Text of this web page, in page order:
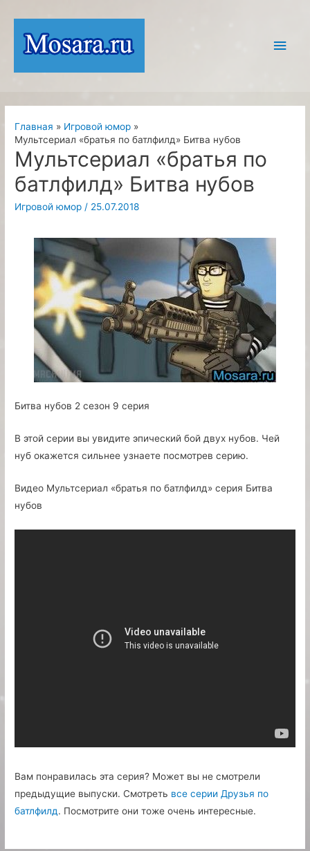
содержимому
Главная
Игровой юмор
Мультсериал «братья по батлфилд» Битва нубов
Мультсериал «братья по
батлфилд» Битва нубов
Игровой юмор / 25.07.2018
Битва нубов 2 сезон 9 серия
В этой серии вы увидите эпический бой двух нубов. Чей
нуб окажется сильнее узнаете посмотрев серию.
Видео Мультсериал «братья по батлфилд» серия Битва
нубов
Вам понравилась эта серия? Может вы не смотрели
предыдущие выпуски. Смотреть все серии Друзья по
батлфилд. Посмотрите они тоже очень интересные.